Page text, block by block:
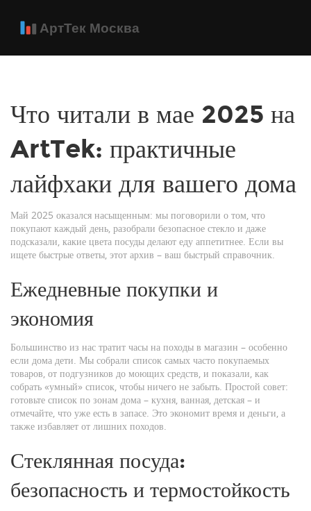
Что читали в мае 2025 на
ArtTek: практичные
лайфхаки для вашего дома
Май 2025 оказался насыщенным: мы поговорили о том, что
покупают каждый день, разобрали безопасное стекло и даже
подсказали, какие цвета посуды делают еду аппетитнее. Если вы
ищете быстрые ответы, этот архив – ваш быстрый справочник.
Ежедневные покупки и
экономия
Большинство из нас тратит часы на походы в магазин – особенно
если дома дети. Мы собрали список самых часто покупаемых
товаров, от подгузников до моющих средств, и показали, как
собрать «умный» список, чтобы ничего не забыть. Простой совет:
готовьте список по зонам дома – кухня, ванная, детская – и
отмечайте, что уже есть в запасе. Это экономит время и деньги, а
также избавляет от лишних походов.
Стеклянная посуда:
безопасность и термостойкость